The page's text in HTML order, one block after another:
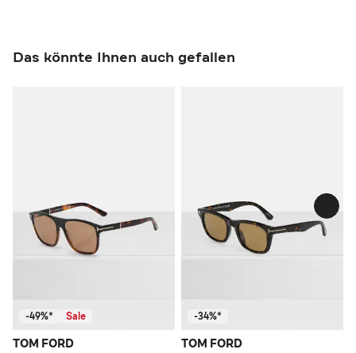
Das könnte Ihnen auch gefallen
-49%* Sale
TOM FORD
-34%*
TOM FORD